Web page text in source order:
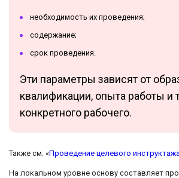
необходимость их проведения;
содержание;
срок проведения.
Эти параметры зависят от
квалификации, опыта работы и
конкретного рабочего.
Также см. «Проведение целевого
На локальном уровне основу составляет